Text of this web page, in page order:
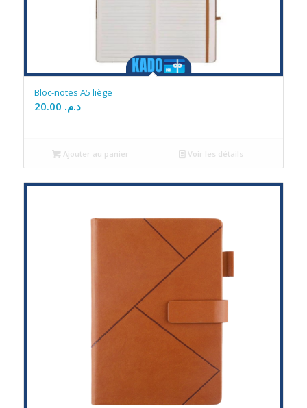
Bloc-notes A5 liège
د.م.
Ajouter au panier Voir les détails